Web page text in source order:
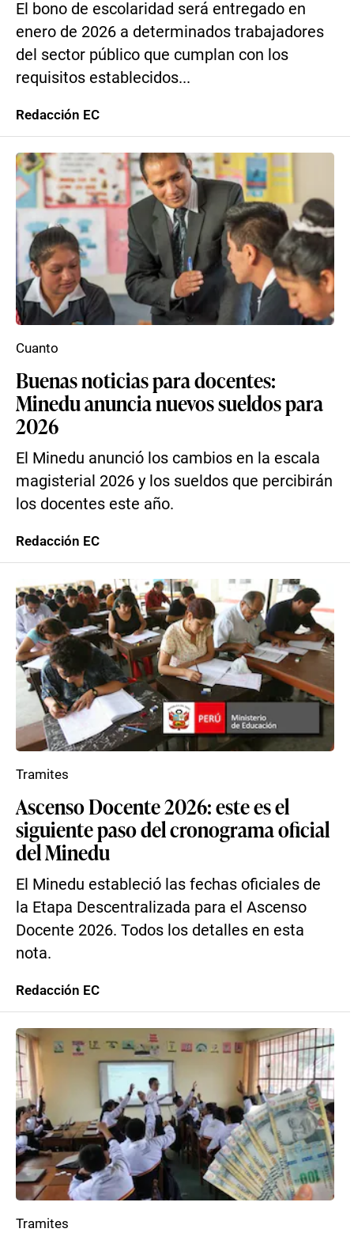
El bono de escolaridad será entregado en
enero de 2026 a determinados trabajadores
del sector público que cumplan con los
requisitos establecidos...
Redacción EC
Buenas noticias para docentes:
Minedu anuncia nuevos sueldos para
2026
El Minedu anunció los cambios en la escala
magisterial 2026 y los sueldos que percibirán
los docentes este año.
Cuanto
Redacción EC
Ascenso Docente 2026: este es el
siguiente paso del cronograma oficial
del Minedu
El Minedu estableció las fechas oficiales de
la Etapa Descentralizada para el Ascenso
Docente 2026. Todos los detalles en esta
nota.
Tramites
Redacción EC
Tramites